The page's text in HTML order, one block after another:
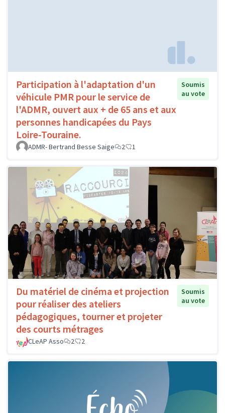
Participation à l'adaptation d'un
véhicule PMR pour le service de
l'ADMR, ouvert aux + de 65 ans et aux
personnes handicapées du Pays
Loire-Touraine.
Soumis
au vote
ADMR- Bertrand Besse Saige 2 1
Du matériel de cinéma et projection
pour réaliser des ateliers
pédagogiques, tourner et projeter
des courts métrages
Soumis
au vote
CLeAP Asso 2 2